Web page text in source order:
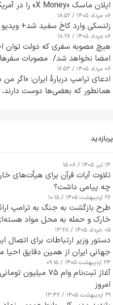
ایلان ماسک «X Money» را در آمریکا راه‌اندازی کرد
۰۶ مرداد ۱۴۰۵ / ۱۸:۵۲
زلنسکی وارد کاخ سفید شد+ ویدیو
۰۶ مرداد ۱۴۰۵ / ۱۸:۲۶
هیچ مصوبه سفری که دولت توان
امضا نخواهد شد/ مصوبات
قانون بودجه است+ عکس
۰۶ مرداد ۱۴۰۵ / ۱۶:۵۳
ادعای ترامپ دربارهٔ ایران: «اگر من
همانطور که بعضی‌ها دوست
پربازدید
۱۴ تیر ۱۴۰۵ / ۱۵:۰۸
تلاوت آیات قرآن برای هیأت‌های
چه پیامی داشت؟
۲۶ اردیبهشت ۱۴۰۵ / ۱۰:۱۵
طرح‌ بازگشت به جنگ به ترامپ
خارک و حمله به محل مواد
۰۵ خرداد ۱۴۰۵ / ۱۳:۲۸
دستور وزیر ارتباطات برای اتصال
جهانی ایران از همین دقایق
تا ۲۴ ساعت آینده
۲۴ اردیبهشت ۱۴۰۵ / ۰۹:۱۵
آغاز ثبت‌نام وام ۷۵
امروز
۲۹ اردیبهشت ۱۴۰۵ / ۱۳:۴۲